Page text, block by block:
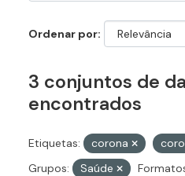
Ordenar por
3 conjuntos de
encontrados
Etiquetas: corona
Grupos:
Saúde